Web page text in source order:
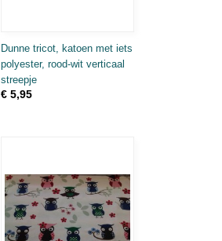
Dunne tricot, katoen met iets
polyester, rood-wit verticaal
streepje
€ 5,95